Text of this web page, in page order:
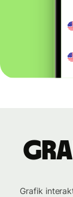
Grafik